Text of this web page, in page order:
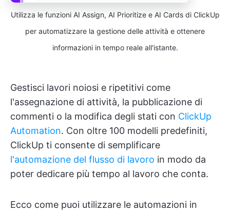
Utilizza le funzioni AI Assign, AI Prioritize e AI Cards di ClickUp
per automatizzare la gestione delle attività e ottenere
informazioni in tempo reale all'istante.
Gestisci lavori noiosi e ripetitivi come
l'assegnazione di attività, la pubblicazione di
commenti o la modifica degli stati con ClickUp
Automation. Con oltre 100 modelli predefiniti,
ClickUp ti consente di semplificare
l'automazione del flusso di lavoro in modo da
poter dedicare più tempo al lavoro che conta.
Ecco come puoi utilizzare le automazioni in